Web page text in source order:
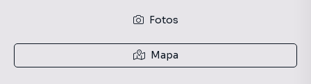
Fotos
Mapa